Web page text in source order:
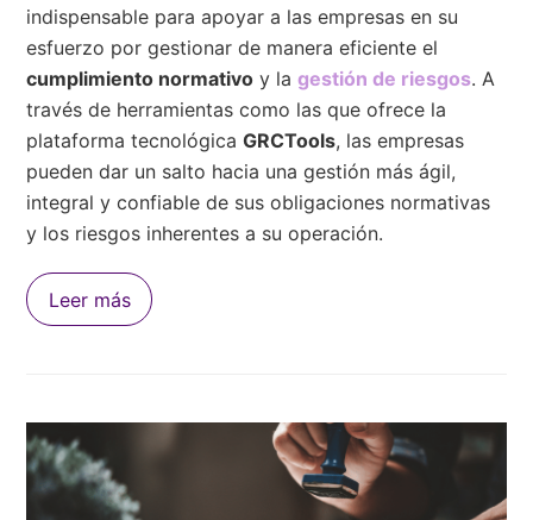
indispensable para apoyar a las empresas en su
esfuerzo por gestionar de manera eficiente el
cumplimiento normativo y lagestión de riesgos. A
través de herramientas como las que ofrece la
plataforma tecnológicaGRCTools, las empresas
pueden dar un salto hacia una gestión más ágil,
integral y confiable de sus obligaciones normativas
y los riesgos inherentes a su operación.
Leer más